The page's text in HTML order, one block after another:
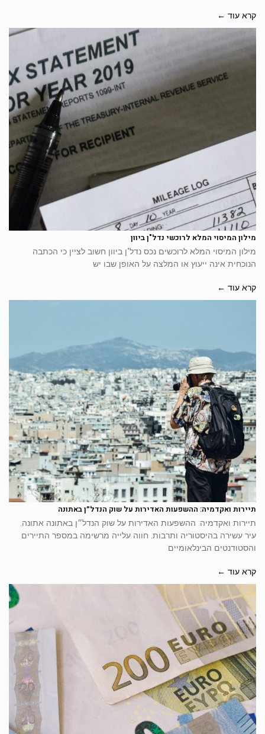
קרא עוד ←
מילון המיסוי המלא לרוכשי נדל"ן ביוון
מילון המיסוי המלא לרוכשים נכס נדל"ן ביוון חשוב לציין כי הכתבה
הנוכחית אינה ייעוץ או המלצה על האופן שבו יש
קרא עוד ←
תיירות ואקדמיה: ההשפעות האדירות על שוק הנדל״ן באתונה
תיירות ואקדמיה: ההשפעות האדירות על שוק הנדל״ן באתונה אתונה,
עיר עשירה בהיסטוריה ותרבות, חווה עלייה מרשימה במספר התיירים
והסטודנטים הבינלאומיים
קרא עוד ←